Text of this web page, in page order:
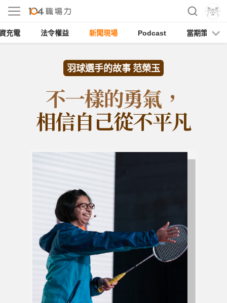
充電 法令權益 新聞現場 Podcast 當期策展
羽球選手的故事 范榮玉
不一樣的勇氣，
相信自己從不平凡